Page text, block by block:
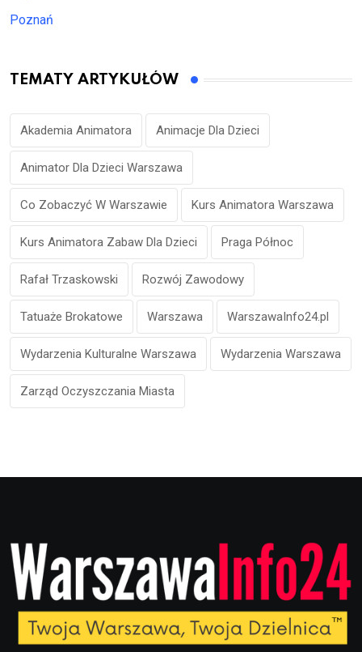
Poznań
TEMATY ARTYKUŁÓW
Akademia Animatora Animacje Dla Dzieci
Animator Dla Dzieci Warszawa
Co Zobaczyć W Warszawie Kurs Animatora Warszawa
Kurs Animatora Zabaw Dla Dzieci Praga Północ
Rafał Trzaskowski Rozwój Zawodowy
Tatuaże Brokatowe Warszawa WarszawaInfo24.pl
Wydarzenia Kulturalne Warszawa Wydarzenia Warszawa
Zarząd Oczyszczania Miasta